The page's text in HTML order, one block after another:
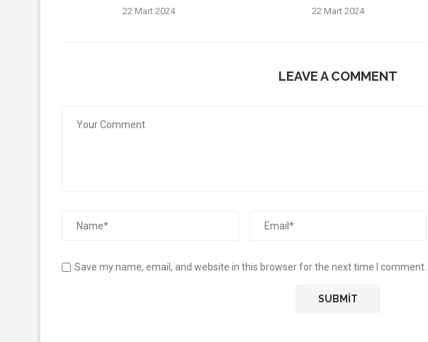
22 Mart 2024 22 Mart 2024
LEAVE A COMMENT
Save my name, email, and website in this browser for the next time I comment.